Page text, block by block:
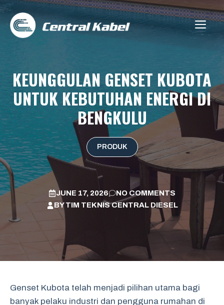
Skip
content
KEUNGGULAN GENSET KUBOTA
UNTUK KEBUTUHAN ENERGI DI
BENGKULU
PRODUK
JUNE 17, 2026
NO COMMENTS
BYTIM TEKNIS CENTRAL DIESEL
Genset Kubota telah menjadi pilihan utama bagi
banyak pelaku industri dan pengguna rumahan di